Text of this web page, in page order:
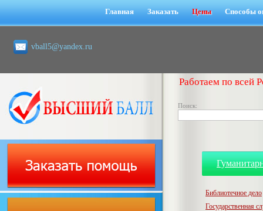
Главная Заказать Цены Способы
vball5@yandex.ru
Работаем по всей
Поиск:
Библиотечное дело
Государственная